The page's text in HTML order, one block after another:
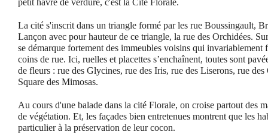
La cité s'inscrit dans un triangle formé par les rue Boussingault,
Lançon avec pour hauteur de ce triangle, la rue des Orchidées.
se démarque fortement des immeubles voisins qui invariablement
coins de rue. Ici, ruelles et placettes s’enchaînent, toutes sont
de fleurs : rue des Glycines, rue des Iris, rue des Liserons, rue
Square des Mimosas.
Au cours d'une balade dans la cité Florale, on croise partout des
de végétation. Et, les façades bien entretenues montrent que les
particulier à la préservation de leur cocon.